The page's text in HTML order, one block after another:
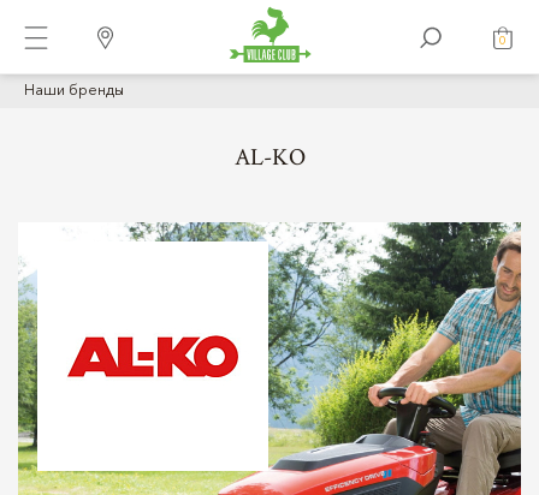
0
Наши бренды
AL-KO